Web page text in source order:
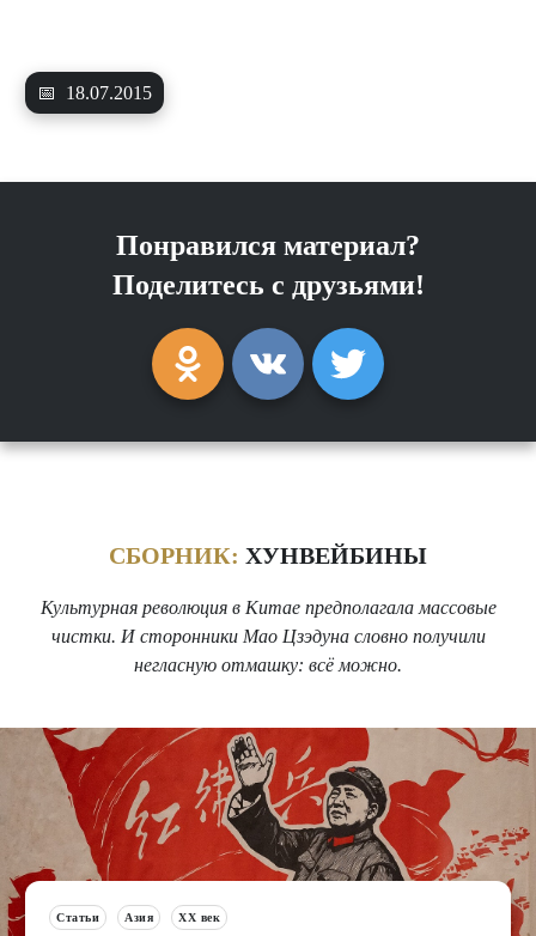
📅 18.07.2015
Понравился материал?
Поделитесь с друзьями!
СБОРНИК: ХУНВЕЙБИНЫ
Культурная революция в Китае предполагала массовые
чистки. И сторонники Мао Цзэдуна словно получили
негласную отмашку: всё можно.
Статьи Азия XX век